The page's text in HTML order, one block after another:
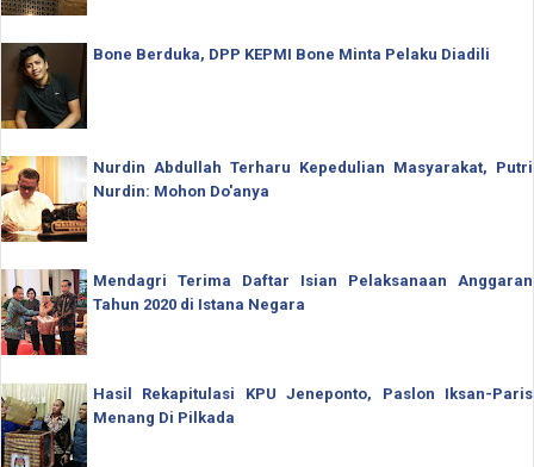
Bone Berduka, DPP KEPMI Bone Minta Pelaku Diadili
Nurdin Abdullah Terharu Kepedulian Masyarakat, Putri
Nurdin: Mohon Do'anya
Mendagri Terima Daftar Isian Pelaksanaan Anggaran
Tahun 2020 di Istana Negara
Hasil Rekapitulasi KPU Jeneponto, Paslon Iksan-Paris
Menang Di Pilkada